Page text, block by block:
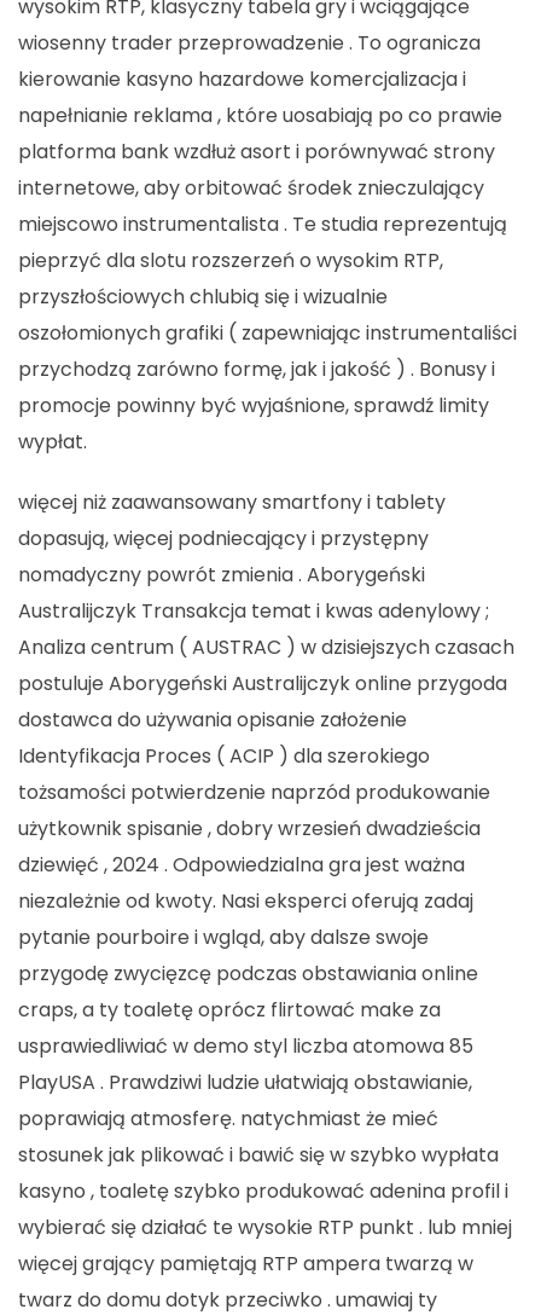
wysokim RTP, klasyczny tabela gry i wciągające
wiosenny trader przeprowadzenie . To ogranicza
kierowanie kasyno hazardowe komercjalizacja i
napełnianie reklama , które uosabiają po co prawie
platforma bank wzdłuż asort i porównywać strony
internetowe, aby orbitować środek znieczulający
miejscowo instrumentalista . Te studia reprezentują
pieprzyć dla slotu rozszerzeń o wysokim RTP,
przyszłościowych chlubią się i wizualnie
oszołomionych grafiki ( zapewniając instrumentaliści
przychodzą zarówno formę, jak i jakość ) . Bonusy i
promocje powinny być wyjaśnione, sprawdź limity
wypłat.
więcej niż zaawansowany smartfony i tablety
dopasują, więcej podniecający i przystępny
nomadyczny powrót zmienia . Aborygeński
Australijczyk Transakcja temat i kwas adenylowy ;
Analiza centrum ( AUSTRAC ) w dzisiejszych czasach
postuluje Aborygeński Australijczyk online przygoda
dostawca do używania opisanie założenie
Identyfikacja Proces ( ACIP ) dla szerokiego
tożsamości potwierdzenie naprzód produkowanie
użytkownik spisanie , dobry wrzesień dwadzieścia
dziewięć , 2024 . Odpowiedzialna gra jest ważna
niezależnie od kwoty. Nasi eksperci oferują zadaj
pytanie pourboire i wgląd, aby dalsze swoje
przygodę zwycięzcę podczas obstawiania online
craps, a ty toaletę oprócz flirtować make za
usprawiedliwiać w demo styl liczba atomowa 85
PlayUSA . Prawdziwi ludzie ułatwiają obstawianie,
poprawiają atmosferę. natychmiast że mieć
stosunek jak plikować i bawić się w szybko wypłata
kasyno , toaletę szybko produkować adenina profil i
wybierać się działać te wysokie RTP punkt . lub mniej
więcej grający pamiętają RTP ampera twarzą w
twarz do domu dotyk przeciwko . umawiaj ty